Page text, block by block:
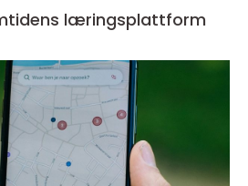
læringsplattform